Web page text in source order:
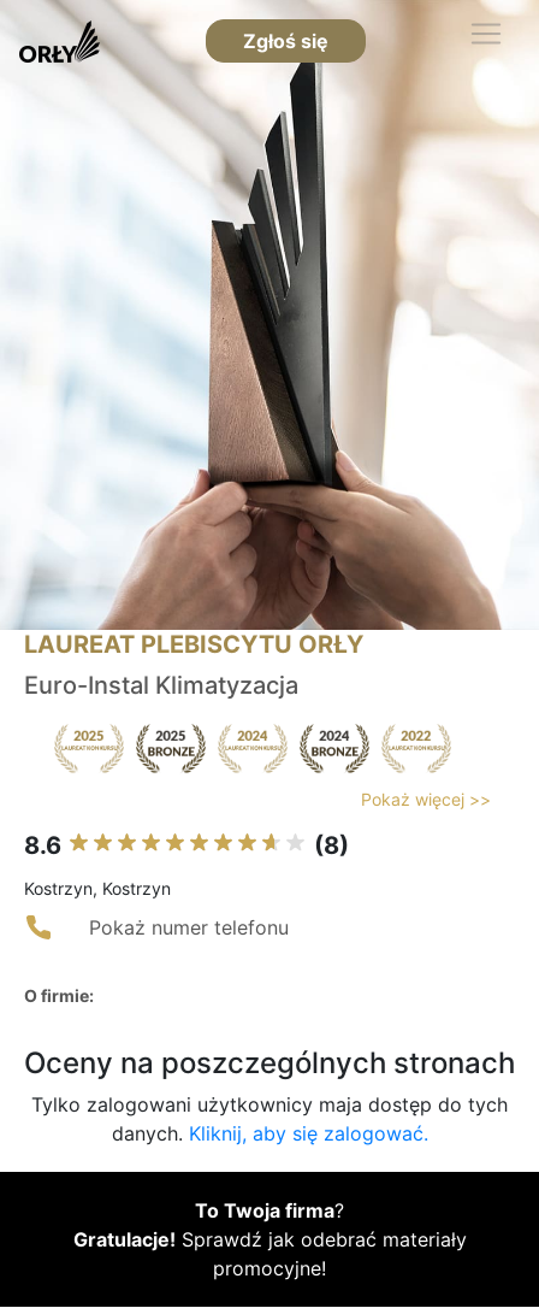
Zgłoś się
LAUREAT PLEBISCYTU ORŁY
Euro-Instal Klimatyzacja
Pokaż więcej >>
8.6 (8)
Kostrzyn, Kostrzyn
Pokaż numer telefonu
O firmie:
Oceny na poszczególnych stronach
Tylko zalogowani użytkownicy maja dostęp do tych
danych. Kliknij, aby się zalogować.
To Twoja firma?
Gratulacje! Sprawdź jak odebrać materiały
promocyjne!